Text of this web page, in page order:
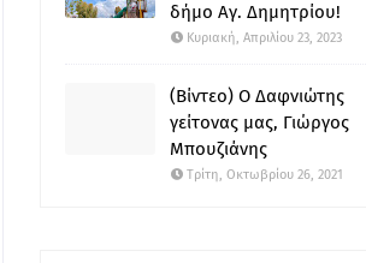
δήμο Αγ. Δημητρίου!
Κυριακή, Απριλίου 23, 2023
(Βίντεο) Ο Δαφνιώτης
γείτονας μας, Γιώργος
Μπουζιάνης
Τρίτη, Οκτωβρίου 26, 2021